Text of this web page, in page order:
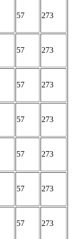
57 273
57 273
57 273
57 273
57 273
57 273
57 273